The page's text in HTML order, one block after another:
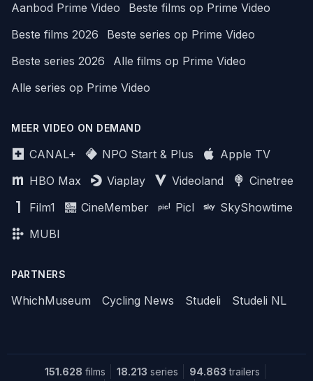
Aanbod Prime Video
Beste films op Prime Video
Beste films 2026
Beste series op Prime Video
Beste series 2026
Alle films op Prime Video
Alle series op Prime Video
MEER VIDEO ON DEMAND
CANAL+ NPO Start & Plus
Apple TV
HBO Max
Viaplay Videoland
Cinetree
Film1
CineMember Picl
SkyShowtime
MUBI
PARTNERS
WhichMuseum Cycling News Studeli Studeli NL
151.628 films 18.213 series 94.863 trailers